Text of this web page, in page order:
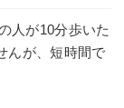
人が10分歩いた
んが、短時間で